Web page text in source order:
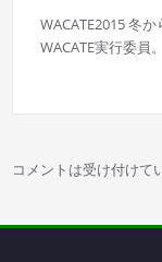
シ
WACATE2015 冬
WACATE実行委員。
コメントは受け付けて